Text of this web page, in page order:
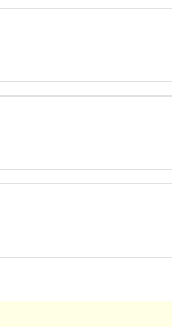
蒲焼炭火手
タレ 山椒 ポ
なぎ 国産 蒲
[駿河淡水 静